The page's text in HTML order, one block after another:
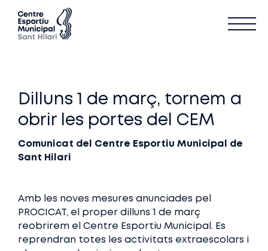
Dilluns 1 de març, tornem a
obrir les portes del CEM
Comunicat del Centre Esportiu Municipal de
Sant Hilari
Amb les noves mesures anunciades pel
PROCICAT, el proper dilluns 1 de març
reobrirem el Centre Esportiu Municipal. Es
reprendran totes les activitats extraescolars i